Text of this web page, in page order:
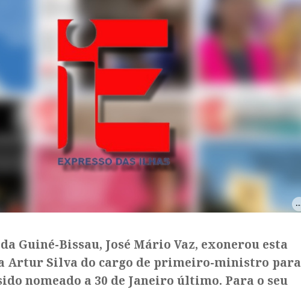
Guiné-Bissau, José Mário Vaz, exonerou esta
Artur Silva do cargo de primeiro-ministro para
nomeado a 30 de Janeiro último. Para o seu